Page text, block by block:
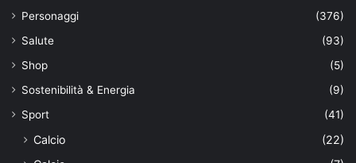
Personaggi
(376)
Salute
(93)
Shop
(5)
Sostenibilità & Energia
(9)
Sport
(41)
Calcio
(22)